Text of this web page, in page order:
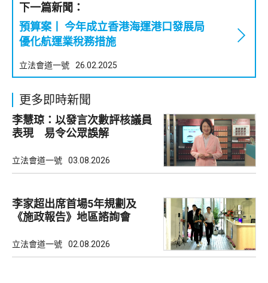
下一篇新聞：
預算案丨 今年成立香港海運港口發展局
優化航運業稅務措施
立法會道一號 26.02.2025
更多即時新聞
李慧琼：以發言次數評核議員
表現 易令公眾誤解
立法會道一號 03.08.2026
李家超出席首場5年規劃及
《施政報告》地區諮詢會
立法會道一號 02.08.2026